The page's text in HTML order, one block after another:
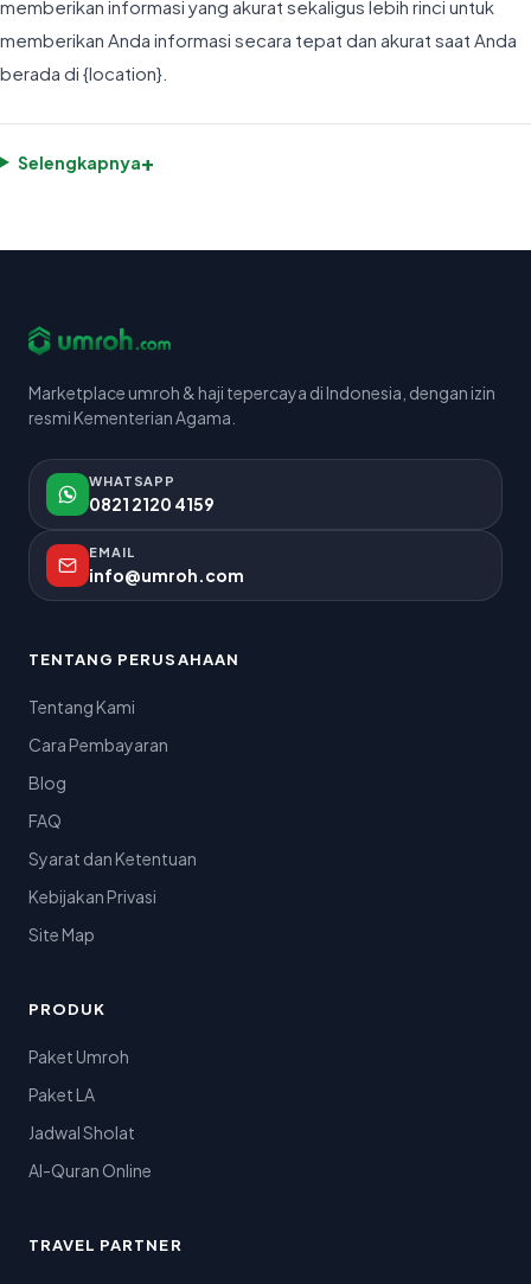
memberikan informasi yang akurat sekaligus lebih rinci untuk
memberikan Anda informasi secara tepat dan akurat saat Anda
berada di {location}.
Selengkapnya+
Marketplace umroh & haji tepercaya di Indonesia, dengan izin
resmi Kementerian Agama.
WHATSAPP
0821 2120 4159
EMAIL
info@umroh.com
TENTANG PERUSAHAAN
Tentang Kami
Cara Pembayaran
Blog
FAQ
Syarat dan Ketentuan
Kebijakan Privasi
Site Map
PRODUK
Paket Umroh
Paket LA
Jadwal Sholat
Al-Quran Online
TRAVEL PARTNER